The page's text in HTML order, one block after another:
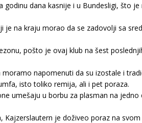
dana kasnije i u Bundesligi, što
je na kraju morao da se zadovolji sa
pošto je ovaj klub na šest
napomenuti da su izostale i
isto toliko remija, ali i pet poraza.
umešaju u borbu za plasman na
je doživeo poraz na